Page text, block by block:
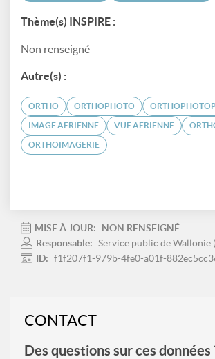
Thème(s) INSPIRE :
Non renseigné
Autre(s) :
ORTHO ORTHOPHOTO
IMAGE AÉRIENNE VUE AÉRIENNE
ORTHOIMAGERIE
MISE À JOUR:
NON RENSEIGNÉ
Responsable: Service public de Wallonie
ID: f1f207f1-979b-4fe0-a01f-
CONTACT
Des questions sur ces données